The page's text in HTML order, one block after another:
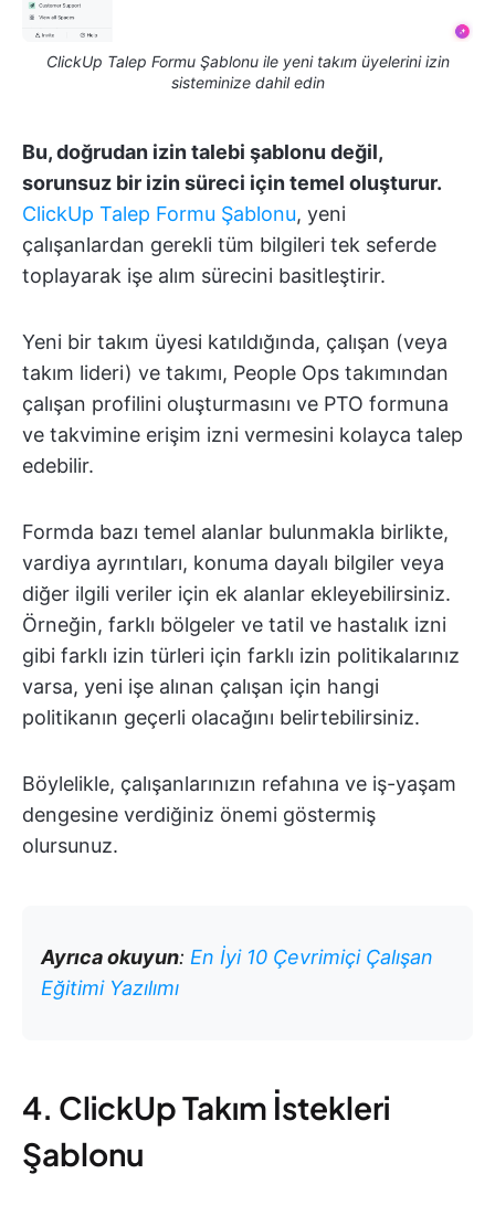
ClickUp Talep Formu Şablonu ile yeni takım üyelerini izin
sisteminize dahil edin
Bu, doğrudan izin talebi şablonu değil,
sorunsuz bir izin süreci için temel oluşturur.
ClickUp Talep Formu Şablonu, yeni
çalışanlardan gerekli tüm bilgileri tek seferde
toplayarak işe alım sürecini basitleştirir.
Yeni bir takım üyesi katıldığında, çalışan (veya
takım lideri) ve takımı, People Ops takımından
çalışan profilini oluşturmasını ve PTO formuna
ve takvimine erişim izni vermesini kolayca talep
edebilir.
Formda bazı temel alanlar bulunmakla birlikte,
vardiya ayrıntıları, konuma dayalı bilgiler veya
diğer ilgili veriler için ek alanlar ekleyebilirsiniz.
Örneğin, farklı bölgeler ve tatil ve hastalık izni
gibi farklı izin türleri için farklı izin politikalarınız
varsa, yeni işe alınan çalışan için hangi
politikanın geçerli olacağını belirtebilirsiniz.
Böylelikle, çalışanlarınızın refahına ve iş-yaşam
dengesine verdiğiniz önemi göstermiş
olursunuz.
Ayrıca okuyun: En İyi 10 Çevrimiçi Çalışan
Eğitimi Yazılımı
4. ClickUp Takım İstekleri
Şablonu